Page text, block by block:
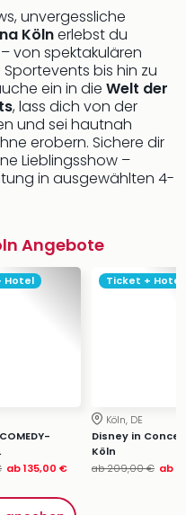
unvergessliche
Kölnerlebst du
von spektakulären
bis hin zu
ein in die Welt der
, lass dich von der
und sei hautnah
erobern. Sichere dir
Lieblingsshow –
in ausgewählten 4-
Angebote
Hotel
ab135,00 €
Ticket + Hotel
Köln, DE
Disney in
Köln
ab209,00 € ab